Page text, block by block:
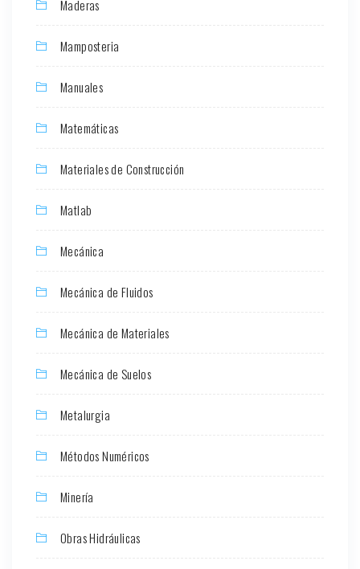
Maderas
Mamposteria
Manuales
Matemáticas
Materiales de Construcción
Matlab
Mecánica
Mecánica de Fluidos
Mecánica de Materiales
Mecánica de Suelos
Metalurgia
Métodos Numéricos
Minería
Obras Hidráulicas